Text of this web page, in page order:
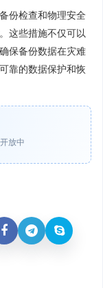
份检查和物理安全
这些措施不仅可以
保备份数据在灾难
靠的数据保护和恢
放中